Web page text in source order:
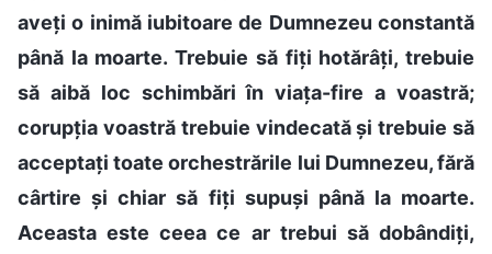
aveți o inimă iubitoare de Dumnezeu constantă
până la moarte. Trebuie să fiți hotărâți, trebuie
să aibă loc schimbări în viața-fire a voastră;
corupția voastră trebuie vindecată și trebuie să
acceptați toate orchestrările lui Dumnezeu, fără
cârtire și chiar să fiți supuși până la moarte.
Aceasta este ceea ce ar trebui să dobândiți,